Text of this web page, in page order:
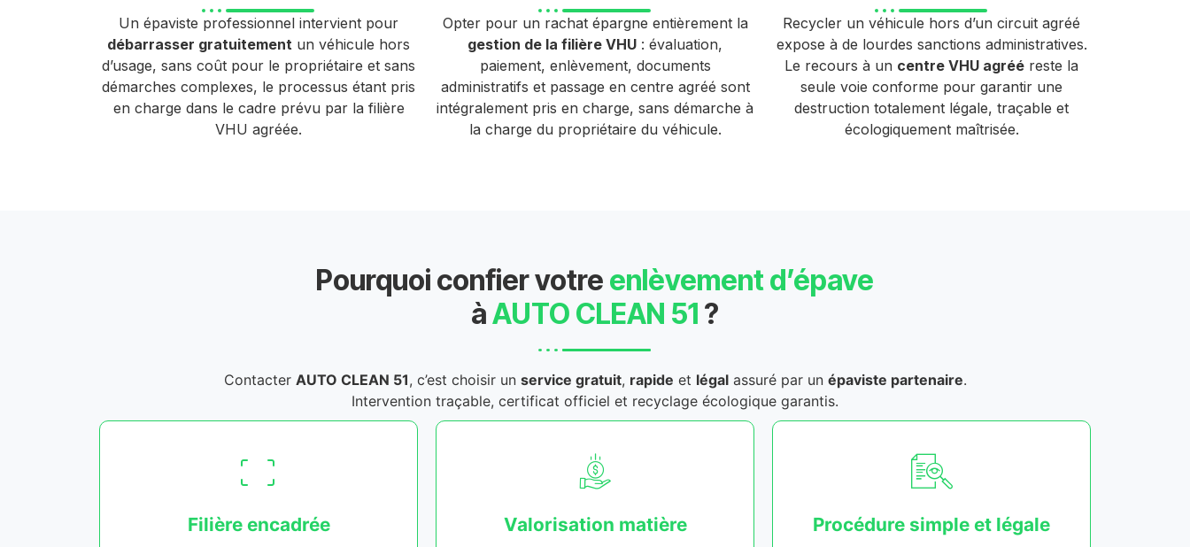
Un épaviste professionnel intervient pour
débarrasser gratuitement un véhicule hors
d’usage, sans coût pour le propriétaire et sans
démarches complexes, le processus étant pris
en charge dans le cadre prévu par la filière
VHU agréée.
Opter pour un rachat épargne entièrement la
gestion de la filière VHU : évaluation,
paiement, enlèvement, documents
administratifs et passage en centre agréé sont
intégralement pris en charge, sans démarche à
la charge du propriétaire du véhicule.
Recycler un véhicule hors d’un circuit agréé
expose à de lourdes sanctions administratives.
Le recours à un centre VHU agréé reste la
seule voie conforme pour garantir une
destruction totalement légale, traçable et
écologiquement maîtrisée.
Pourquoi confier votre enlèvement d’épave
àAUTO CLEAN 51 ?
Contacter AUTO CLEAN 51, c’est choisir un service gratuit, rapide et légalassuré par un épaviste partenaire.
Intervention traçable, certificat officiel et recyclage écologique garantis.
Filière encadrée Valorisation matière Procédure simple et légale